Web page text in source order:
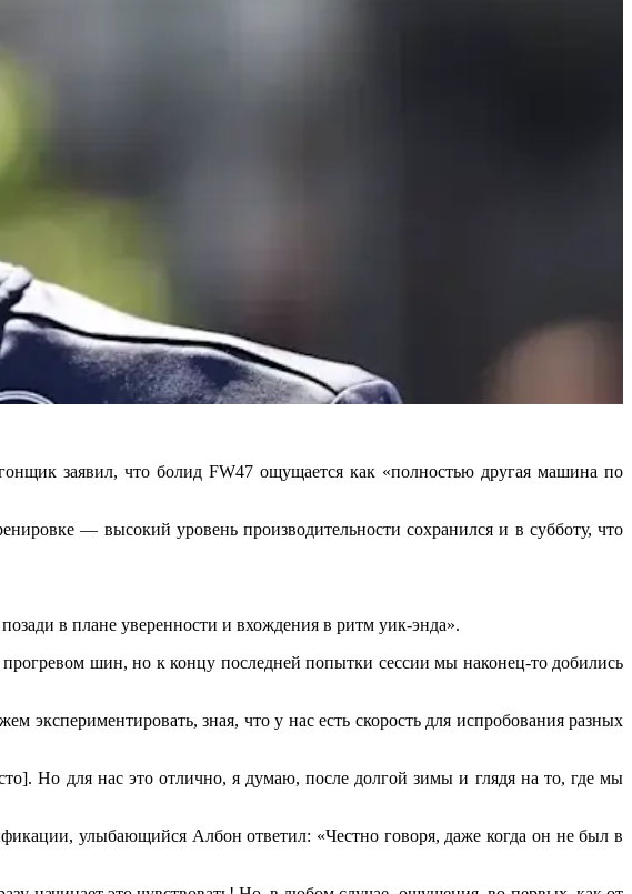
заявил, что болид FW47 ощущается как «полностью другая машина по
— высокий уровень производительности сохранился и в субботу, что
в плане уверенности и вхождения в ритм уик-энда».
шин, но к концу последней попытки сессии мы наконец-то добились
зная, что у нас есть скорость для испробования разных
Но для нас это отлично, я думаю, после долгой зимы и глядя на то, где мы
улыбающийся Албон ответил: «Честно говоря, даже когда он не был в